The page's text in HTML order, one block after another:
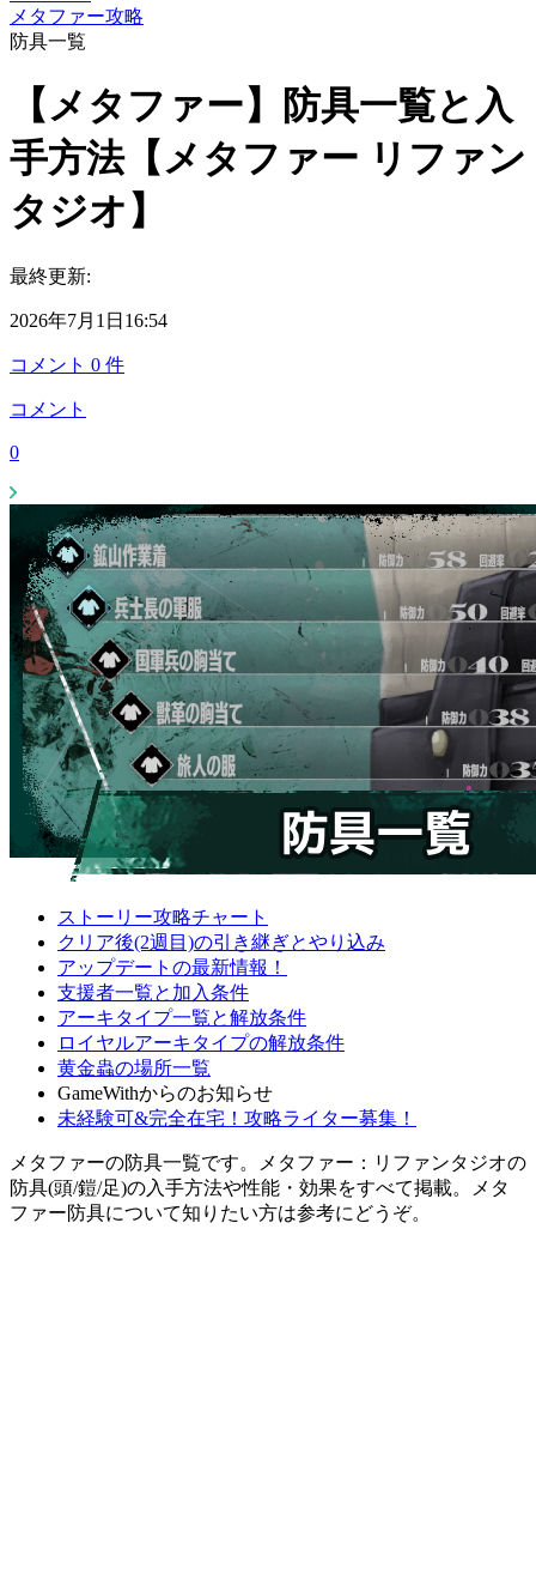
メタファー攻略
防具一覧
【メタファー】防具一覧と入
手方法【メタファー リファン
タジオ】
最終更新:
2026年7月1日16:54
コメント 0 件
コメント
0
ストーリー攻略チャート
クリア後(2週目)の引き継ぎとやり込み
アップデートの最新情報！
支援者一覧と加入条件
アーキタイプ一覧と解放条件
ロイヤルアーキタイプの解放条件
黄金蟲の場所一覧
GameWithからのお知らせ
未経験可&完全在宅！攻略ライター募集！
メタファーの防具一覧です。メタファー：リファンタジオの
防具(頭/鎧/足)の入手方法や性能・効果をすべて掲載。メタ
ファー防具について知りたい方は参考にどうぞ。